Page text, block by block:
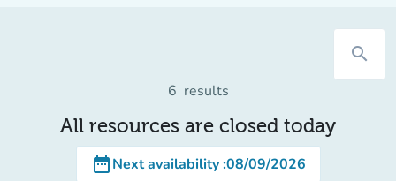
search
6 results
All resources are closed today
date_rangeNext availability:08/09/2026